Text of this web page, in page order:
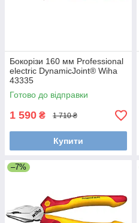
Бокорізи 160 мм Professional
electric DynamicJoint® Wiha
43335
Готово до відправки
1 590 ₴ 1 710 ₴
Купити
–7%